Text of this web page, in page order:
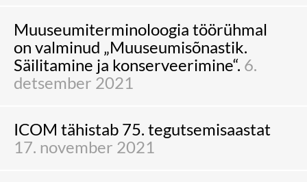
Muuseumiterminoloogia töörühmal
on valminud „Muuseumisõnastik.
Säilitamine ja konserveerimine“. 6.
detsember 2021
ICOM tähistab 75. tegutsemisaastat
17. november 2021